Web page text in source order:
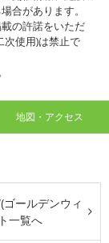
合があります。
の許諾をいただ
次使用)は禁止で
地図・アクセス
ゴールデンウィ
一覧へ